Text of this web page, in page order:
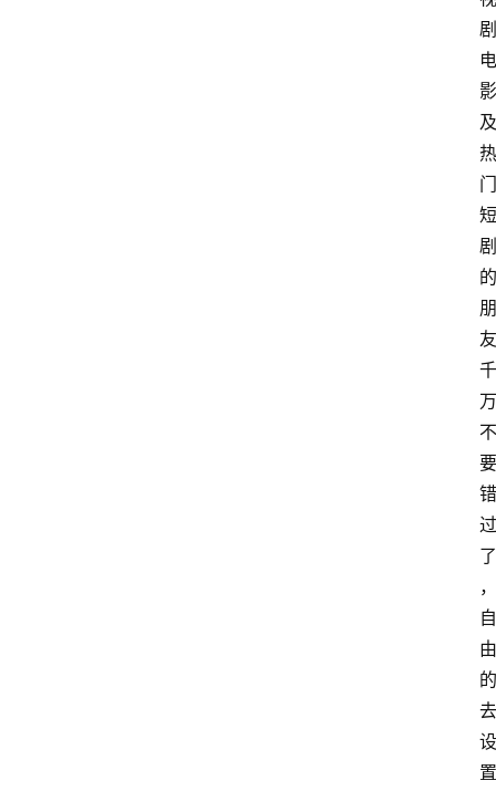
剧
电
影
及
热
门
短
剧
的
朋
友
千
万
不
要
错
过
了
，
自
由
的
去
设
置